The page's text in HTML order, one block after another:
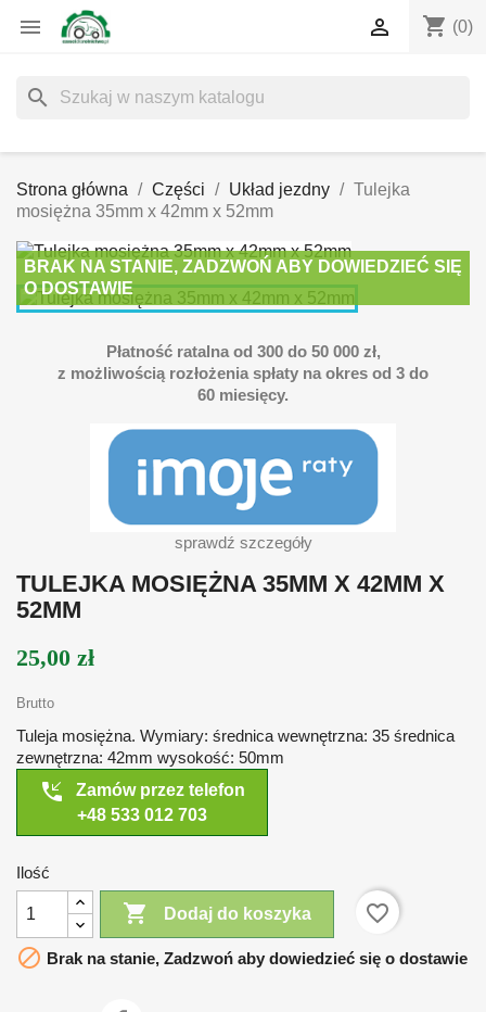
 shopping_cart (0)

search
Strona główna Części Układ jezdny
Tulejka
mosiężna 35mm x 42mm x 52mm
BRAK NA STANIE, ZADZWOŃ ABY DOWIEDZIEĆ SIĘ
O DOSTAWIE
Płatność ratalna od 300 do 50 000 zł,
z możliwością rozłożenia spłaty na okres od 3 do
60 miesięcy.
sprawdź szczegóły
TULEJKA MOSIĘŻNA 35MM X 42MM X
52MM
25,00 zł
Brutto
Tuleja mosiężna. Wymiary: średnica wewnętrzna: 35 średnica
zewnętrzna: 42mm wysokość: 50mm
phone_callback
Zamów przez telefon
+48 533 012 703
Ilość
 Dodaj do koszyka
favorite_border
 Brak na stanie, Zadzwoń aby dowiedzieć się o dostawie